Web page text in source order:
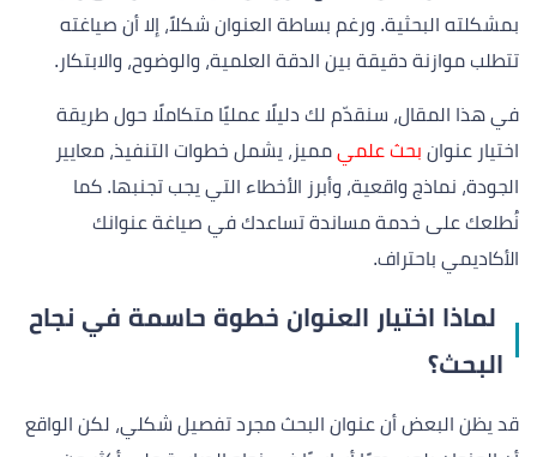
بمشكلته البحثية. ورغم بساطة العنوان شكلاً، إلا أن صياغته
تتطلب موازنة دقيقة بين الدقة العلمية، والوضوح، والابتكار.
في هذا المقال، سنقدّم لك دليلًا عمليًا متكاملًا حول طريقة
اختيار عنوان بحث علمي مميز، يشمل خطوات التنفيذ، معايير
الجودة، نماذج واقعية، وأبرز الأخطاء التي يجب تجنبها. كما
نُطلعك على خدمة مساندة تساعدك في صياغة عنوانك
الأكاديمي باحتراف.
لماذا اختيار العنوان خطوة حاسمة في نجاح
البحث؟
قد يظن البعض أن عنوان البحث مجرد تفصيل شكلي، لكن الواقع